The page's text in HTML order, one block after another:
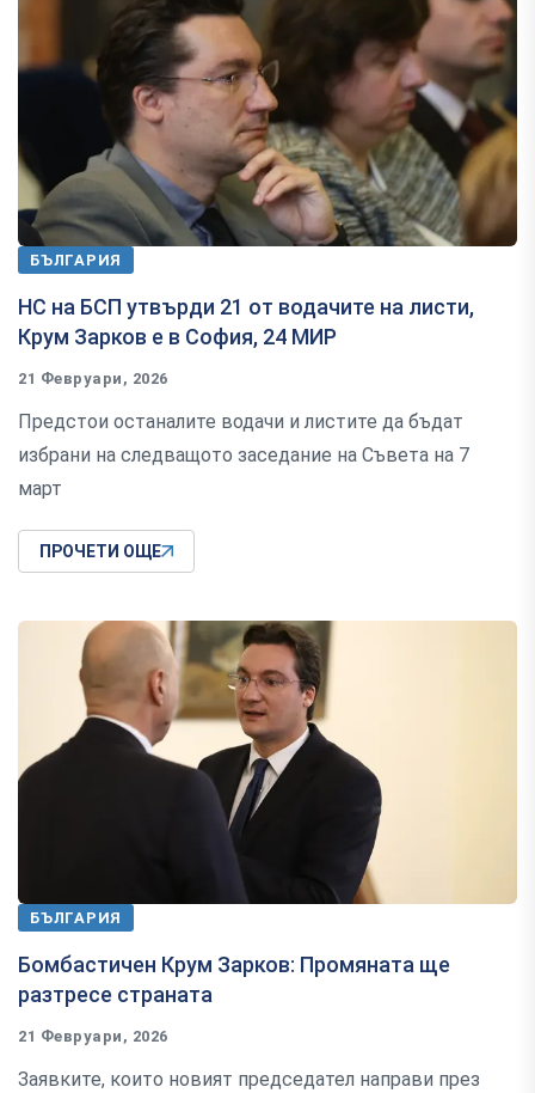
БЪЛГАРИЯ
НС на БСП утвърди 21 от водачите на листи,
Крум Зарков е в София, 24 МИР
21 Февруари, 2026
Предстои останалите водачи и листите да бъдат
избрани на следващото заседание на Съвета на 7
март
ПРОЧЕТИ ОЩЕ
БЪЛГАРИЯ
Бомбастичен Крум Зарков: Промяната ще
разтресе страната
21 Февруари, 2026
Заявките, които новият председател направи през